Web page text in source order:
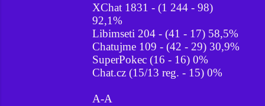
XChat 1831 - (1 244 - 98)
92,1%
Libimseti 204 - (41 - 17) 58,5%
Chatujme 109 - (42 - 29) 30,9%
SuperPokec (16 - 16) 0%
Chat.cz (15/13 reg. - 15) 0%
A-A